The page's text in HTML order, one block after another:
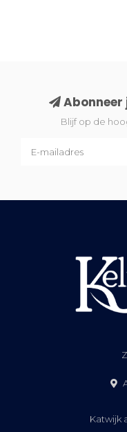
Abonneer
Blijf op de
Katwijk